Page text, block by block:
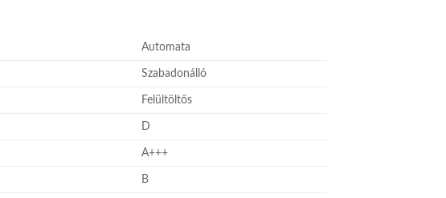
Automata
Szabadonálló
Felültöltős
D
A+++
B